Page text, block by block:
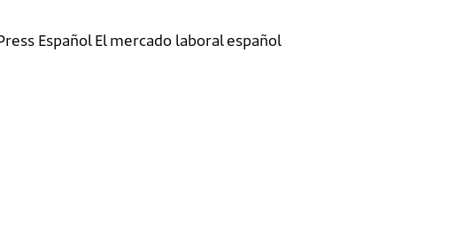
Español El mercado laboral español